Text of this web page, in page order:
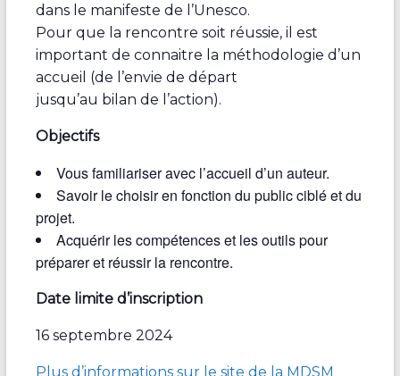
dans le manifeste de l’Unesco.
Pour que la rencontre soit réussie, il est
important de connaitre la méthodologie d’un
accueil (de l’envie de départ
jusqu’au bilan de l’action).
Objectifs
Vous familiariser avec l’accueil d’un auteur.
Savoir le choisir en fonction du public ciblé et du
projet.
Acquérir les compétences et les outils pour
préparer et réussir la rencontre.
Date limite d’inscription
16 septembre 2024
Plus d’informations sur le site de la MDSM